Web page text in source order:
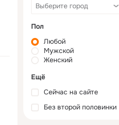
Пол
Любой
Мужской
Женский
Ещё
Сейчас на сайте
Без второй половинки